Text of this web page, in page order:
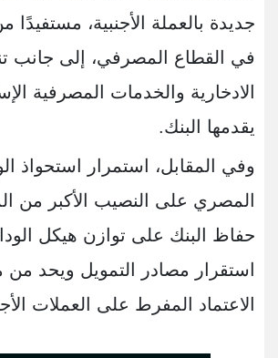
جديدة بالعملة الأجنبية، مستفيدًا
في القطاع المصرفي، إلى جانب
الادخارية والخدمات المصرفية
يقدمها البنك.
وفي المقابل، استمرار استحواذ
المصري على النصيب الأكبر من
حفاظ البنك على توازن هيكل
استقرار مصادر التمويل ويحد من
الاعتماد المفرط على العملات